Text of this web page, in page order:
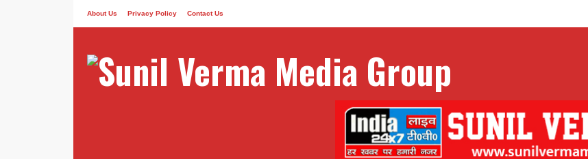
About Us Privacy Policy Contact Us